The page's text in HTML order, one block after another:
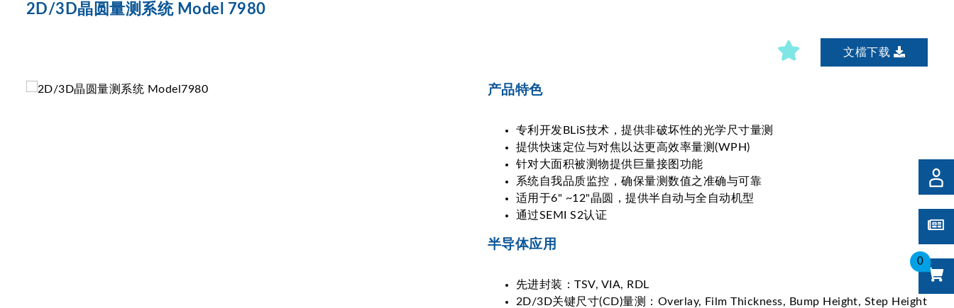
0
2D/3D晶圆量测系统 Model 7980
文檔下载
产品特色
专利开发BLiS技术，提供非破坏性的光学尺寸量测
提供快速定位与对焦以达更高效率量测(WPH)
针对大面积被测物提供巨量接图功能
系统自我品质监控，确保量测数值之准确与可靠
适用于6" ~12"晶圆，提供半自动与全自动机型
通过SEMI S2认证
半导体应用
先进封装：TSV, VIA, RDL
2D/3D关键尺寸(CD)量测：Overlay, Film Thickness, Bump Height, Step Height